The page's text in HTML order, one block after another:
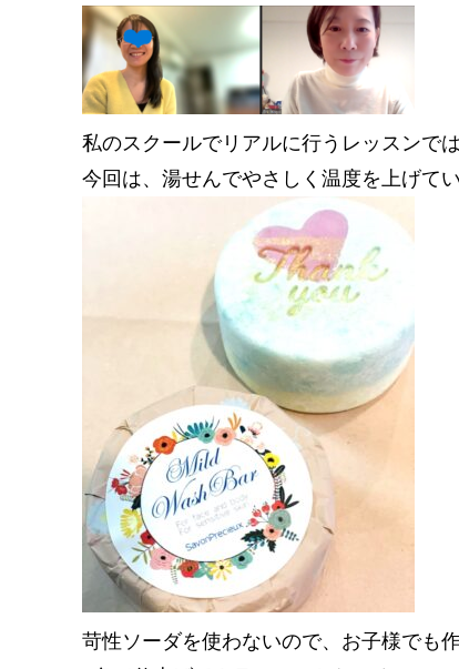
私のスクールでリアルに行うレッスンで
今回は、湯せんでやさしく温度を上げてい
苛性ソーダを使わないので、お子様でも